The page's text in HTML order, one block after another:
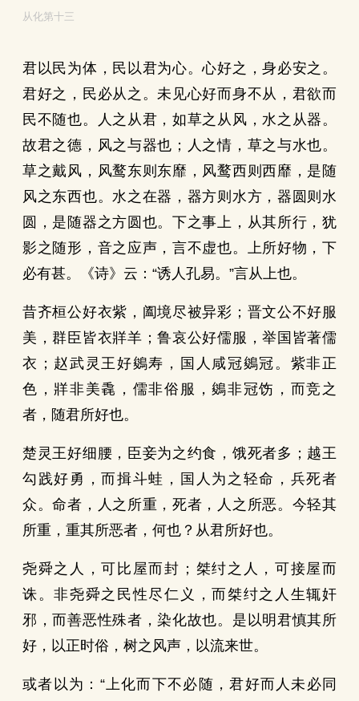
从化第十三
君以民为体，民以君为心。心好之，身必安之。
君好之，民必从之。未见心好而身不从，君欲而
民不随也。人之从君，如草之从风，水之从器。
故君之德，风之与器也；人之情，草之与水也。
草之戴风，风鹜东则东靡，风鹜西则西靡，是随
风之东西也。水之在器，器方则水方，器圆则水
圆，是随器之方圆也。下之事上，从其所行，犹
影之随形，音之应声，言不虚也。上所好物，下
必有甚。《诗》云：“诱人孔易。”言从上也。
昔齐桓公好衣紫，阖境尽被异彩；晋文公不好服
美，群臣皆衣牂羊；鲁哀公好儒服，举国皆著儒
衣；赵武灵王好鵕寿，国人咸冠鵕冠。紫非正
色，牂非美毳，儒非俗服，鵕非冠饬，而竞之
者，随君所好也。
楚灵王好细腰，臣妾为之约食，饿死者多；越王
勾践好勇，而揖斗蛙，国人为之轻命，兵死者
众。命者，人之所重，死者，人之所恶。今轻其
所重，重其所恶者，何也？从君所好也。
尧舜之人，可比屋而封；桀纣之人，可接屋而
诛。非尧舜之民性尽仁义，而桀纣之人生辄奸
邪，而善恶性殊者，染化故也。是以明君慎其所
好，以正时俗，树之风声，以流来世。
或者以为：“上化而下不必随，君好而人未必同